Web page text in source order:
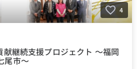
4
献継続支援プロジェクト ～福岡
尾市～